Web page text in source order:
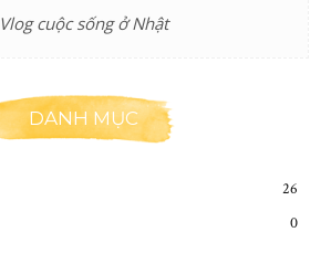
Vlog cuộc sống ở Nhật
DANH MỤC
26
0